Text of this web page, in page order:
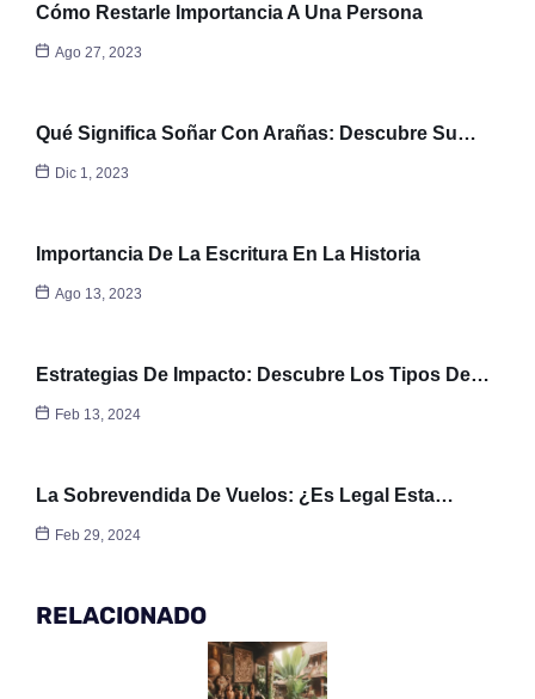
Cómo Restarle Importancia A Una Persona
Ago 27, 2023
Qué Significa Soñar Con Arañas: Descubre Su…
Dic 1, 2023
Importancia De La Escritura En La Historia
Ago 13, 2023
Estrategias De Impacto: Descubre Los Tipos De…
Feb 13, 2024
La Sobrevendida De Vuelos: ¿Es Legal Esta…
Feb 29, 2024
RELACIONADO